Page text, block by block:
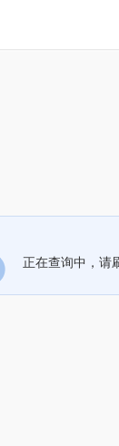
正在查询中，请